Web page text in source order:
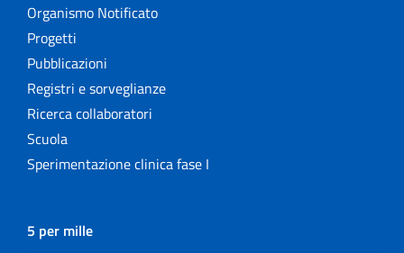
Organismo Notificato
Progetti
Pubblicazioni
Registri e sorveglianze
Ricerca collaboratori
Scuola
Sperimentazione clinica fase I
5 per mille